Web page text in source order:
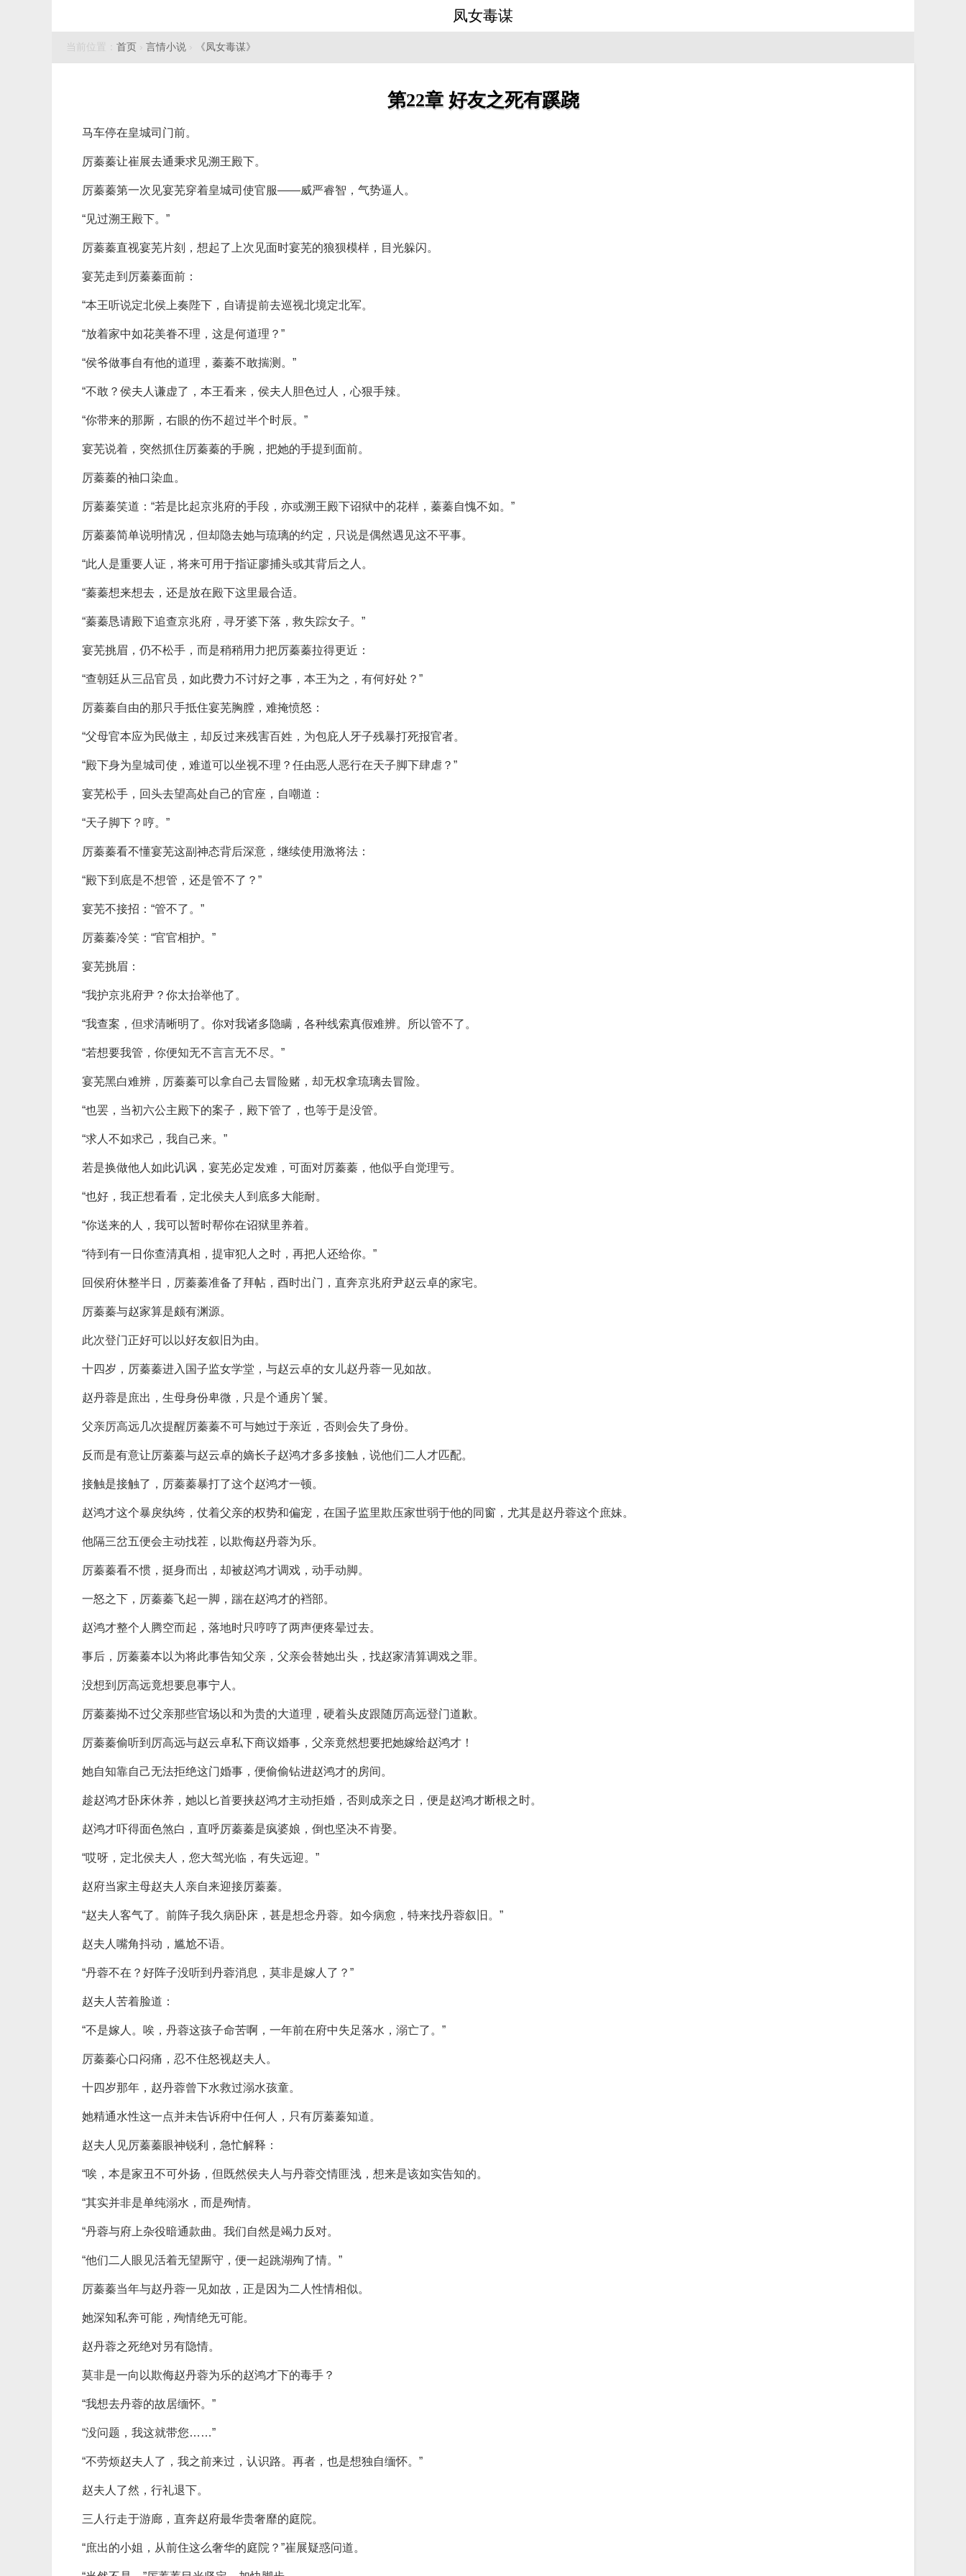
凤女毒谋
当前位置： 首页 › 言情小说 › 《凤女毒谋》
第22章 好友之死有蹊跷
马车停在皇城司门前。
厉蓁蓁让崔展去通秉求见溯王殿下。
厉蓁蓁第一次见宴芜穿着皇城司使官服——威严睿智，气势逼人。
“见过溯王殿下。”
厉蓁蓁直视宴芜片刻，想起了上次见面时宴芜的狼狈模样，目光躲闪。
宴芜走到厉蓁蓁面前：
“本王听说定北侯上奏陛下，自请提前去巡视北境定北军。
“放着家中如花美眷不理，这是何道理？”
“侯爷做事自有他的道理，蓁蓁不敢揣测。”
“不敢？侯夫人谦虚了，本王看来，侯夫人胆色过人，心狠手辣。
“你带来的那厮，右眼的伤不超过半个时辰。”
宴芜说着，突然抓住厉蓁蓁的手腕，把她的手提到面前。
厉蓁蓁的袖口染血。
厉蓁蓁笑道：“若是比起京兆府的手段，亦或溯王殿下诏狱中的花样，蓁蓁自愧不如。”
厉蓁蓁简单说明情况，但却隐去她与琉璃的约定，只说是偶然遇见这不平事。
“此人是重要人证，将来可用于指证廖捕头或其背后之人。
“蓁蓁想来想去，还是放在殿下这里最合适。
“蓁蓁恳请殿下追查京兆府，寻牙婆下落，救失踪女子。”
宴芜挑眉，仍不松手，而是稍稍用力把厉蓁蓁拉得更近：
“查朝廷从三品官员，如此费力不讨好之事，本王为之，有何好处？”
厉蓁蓁自由的那只手抵住宴芜胸膛，难掩愤怒：
“父母官本应为民做主，却反过来残害百姓，为包庇人牙子残暴打死报官者。
“殿下身为皇城司使，难道可以坐视不理？任由恶人恶行在天子脚下肆虐？”
宴芜松手，回头去望高处自己的官座，自嘲道：
“天子脚下？哼。”
厉蓁蓁看不懂宴芜这副神态背后深意，继续使用激将法：
“殿下到底是不想管，还是管不了？”
宴芜不接招：“管不了。”
厉蓁蓁冷笑：“官官相护。”
宴芜挑眉：
“我护京兆府尹？你太抬举他了。
“我查案，但求清晰明了。你对我诸多隐瞒，各种线索真假难辨。所以管不了。
“若想要我管，你便知无不言言无不尽。”
宴芜黑白难辨，厉蓁蓁可以拿自己去冒险赌，却无权拿琉璃去冒险。
“也罢，当初六公主殿下的案子，殿下管了，也等于是没管。
“求人不如求己，我自己来。”
若是换做他人如此讥讽，宴芜必定发难，可面对厉蓁蓁，他似乎自觉理亏。
“也好，我正想看看，定北侯夫人到底多大能耐。
“你送来的人，我可以暂时帮你在诏狱里养着。
“待到有一日你查清真相，提审犯人之时，再把人还给你。”
回侯府休整半日，厉蓁蓁准备了拜帖，酉时出门，直奔京兆府尹赵云卓的家宅。
厉蓁蓁与赵家算是颇有渊源。
此次登门正好可以以好友叙旧为由。
十四岁，厉蓁蓁进入国子监女学堂，与赵云卓的女儿赵丹蓉一见如故。
赵丹蓉是庶出，生母身份卑微，只是个通房丫鬟。
父亲厉高远几次提醒厉蓁蓁不可与她过于亲近，否则会失了身份。
反而是有意让厉蓁蓁与赵云卓的嫡长子赵鸿才多多接触，说他们二人才匹配。
接触是接触了，厉蓁蓁暴打了这个赵鸿才一顿。
赵鸿才这个暴戾纨绔，仗着父亲的权势和偏宠，在国子监里欺压家世弱于他的同窗，尤其是赵丹蓉这个庶妹。
他隔三岔五便会主动找茬，以欺侮赵丹蓉为乐。
厉蓁蓁看不惯，挺身而出，却被赵鸿才调戏，动手动脚。
一怒之下，厉蓁蓁飞起一脚，踹在赵鸿才的裆部。
赵鸿才整个人腾空而起，落地时只哼哼了两声便疼晕过去。
事后，厉蓁蓁本以为将此事告知父亲，父亲会替她出头，找赵家清算调戏之罪。
没想到厉高远竟想要息事宁人。
厉蓁蓁拗不过父亲那些官场以和为贵的大道理，硬着头皮跟随厉高远登门道歉。
厉蓁蓁偷听到厉高远与赵云卓私下商议婚事，父亲竟然想要把她嫁给赵鸿才！
她自知靠自己无法拒绝这门婚事，便偷偷钻进赵鸿才的房间。
趁赵鸿才卧床休养，她以匕首要挟赵鸿才主动拒婚，否则成亲之日，便是赵鸿才断根之时。
赵鸿才吓得面色煞白，直呼厉蓁蓁是疯婆娘，倒也坚决不肯娶。
“哎呀，定北侯夫人，您大驾光临，有失远迎。”
赵府当家主母赵夫人亲自来迎接厉蓁蓁。
“赵夫人客气了。前阵子我久病卧床，甚是想念丹蓉。如今病愈，特来找丹蓉叙旧。”
赵夫人嘴角抖动，尴尬不语。
“丹蓉不在？好阵子没听到丹蓉消息，莫非是嫁人了？”
赵夫人苦着脸道：
“不是嫁人。唉，丹蓉这孩子命苦啊，一年前在府中失足落水，溺亡了。”
厉蓁蓁心口闷痛，忍不住怒视赵夫人。
十四岁那年，赵丹蓉曾下水救过溺水孩童。
她精通水性这一点并未告诉府中任何人，只有厉蓁蓁知道。
赵夫人见厉蓁蓁眼神锐利，急忙解释：
“唉，本是家丑不可外扬，但既然侯夫人与丹蓉交情匪浅，想来是该如实告知的。
“其实并非是单纯溺水，而是殉情。
“丹蓉与府上杂役暗通款曲。我们自然是竭力反对。
“他们二人眼见活着无望厮守，便一起跳湖殉了情。”
厉蓁蓁当年与赵丹蓉一见如故，正是因为二人性情相似。
她深知私奔可能，殉情绝无可能。
赵丹蓉之死绝对另有隐情。
莫非是一向以欺侮赵丹蓉为乐的赵鸿才下的毒手？
“我想去丹蓉的故居缅怀。”
“没问题，我这就带您……”
“不劳烦赵夫人了，我之前来过，认识路。再者，也是想独自缅怀。”
赵夫人了然，行礼退下。
三人行走于游廊，直奔赵府最华贵奢靡的庭院。
“庶出的小姐，从前住这么奢华的庭院？”崔展疑惑问道。